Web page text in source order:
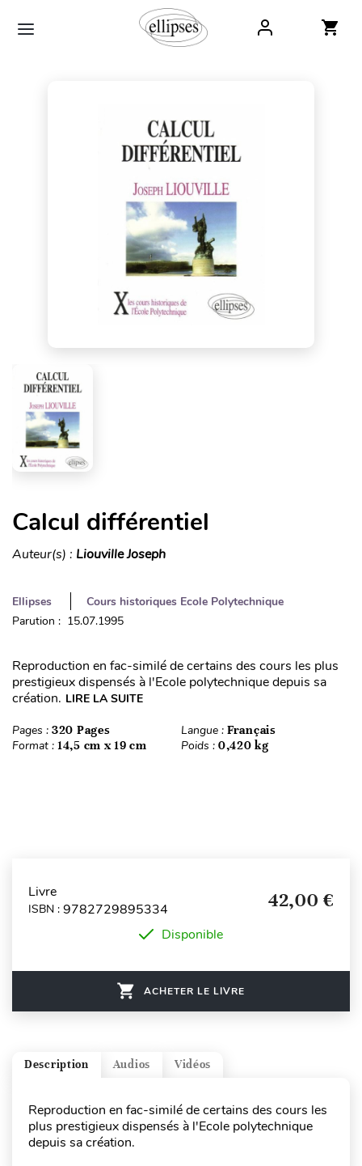
Calcul différentiel
Auteur(s) : Liouville Joseph
Ellipses
Cours historiques Ecole Polytechnique
Parution : 15.07.1995
Reproduction en fac-similé de certains des cours les plus
prestigieux dispensés à l'Ecole polytechnique depuis sa
création. LIRE LA SUITE
Pages : 320 Pages Langue : Français
Format : 14,5 cm x 19 cm Poids : 0,420 kg
Livre
ISBN : 9782729895334 42,00 €
Disponible
ACHETER LE LIVRE
Vidéos
Audios
Description
Reproduction en fac-similé de certains des cours les
plus prestigieux dispensés à l'Ecole polytechnique
depuis sa création.